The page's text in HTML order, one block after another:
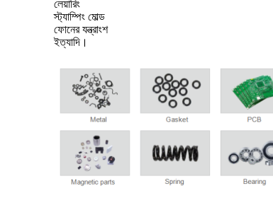
লেয়ারিং
স্ট্যাম্পিং মোল্ড
ফোনের যন্ত্রাংশ
ইত্যাদি।